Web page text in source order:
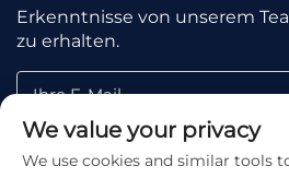
Erkenntnisse von unserem
zu erhalten.
Ihre E-Mail
Subscribe
We value your privacy
We use cookies and similar tools